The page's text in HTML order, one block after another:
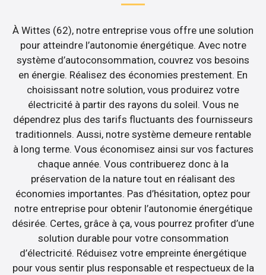
À Wittes (62), notre entreprise vous offre une solution
pour atteindre l’autonomie énergétique. Avec notre
système d’autoconsommation, couvrez vos besoins
en énergie. Réalisez des économies prestement. En
choisissant notre solution, vous produirez votre
électricité à partir des rayons du soleil. Vous ne
dépendrez plus des tarifs fluctuants des fournisseurs
traditionnels. Aussi, notre système demeure rentable
à long terme. Vous économisez ainsi sur vos factures
chaque année. Vous contribuerez donc à la
préservation de la nature tout en réalisant des
économies importantes. Pas d’hésitation, optez pour
notre entreprise pour obtenir l’autonomie énergétique
désirée. Certes, grâce à ça, vous pourrez profiter d’une
solution durable pour votre consommation
d’électricité. Réduisez votre empreinte énergétique
pour vous sentir plus responsable et respectueux de la